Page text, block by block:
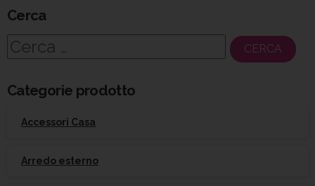
Cerca
Ricerca
Categorie prodotto
Accessori Casa
Arredo esterno